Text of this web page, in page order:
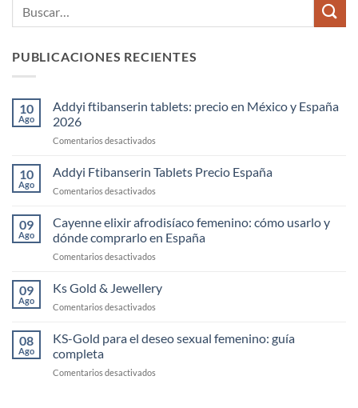
PUBLICACIONES RECIENTES
10
Ago
Addyi ftibanserin tablets: precio en México y España
2026
Comentarios desactivados
ftibanserin
tablets:
precio
México
y
España
2026
10
Ago
Addyi Ftibanserin Tablets Precio España
Comentarios desactivados
Ftibanserin
Tablets
Precio
España
09
Ago
Cayenne elixir afrodisíaco femenino: cómo usarlo y
dónde comprarlo en España
Comentarios desactivados
afrodisíaco
femenino:
usarlo
comprarlo
09
Ago
Ks Gold & Jewellery
Comentarios desactivados
&
08
Ago
KS-Gold para el deseo sexual femenino: guía
completa
Comentarios desactivados